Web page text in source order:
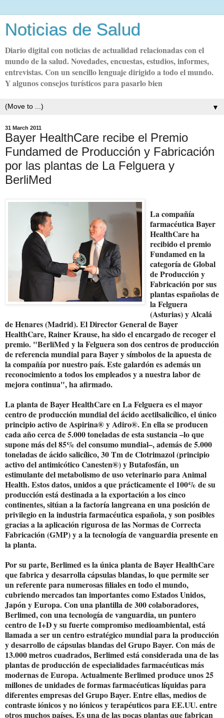
Noticias de Salud
Diario digital con noticias de actualidad relacionadas con el
mundo de la salud. Novedades, encuestas, estudios, informes,
entrevistas. Con un sencillo lenguaje dirigido a todo el mundo.
Y algunos consejos turísticos para pasarlo bien
▼
31 March 2011
Bayer HealthCare recibe el Premio
Fundamed de Producción y Fabricación
por las plantas de La Felguera y
BerliMed
La compañía
farmacéutica Bayer
HealthCare ha
recibido el premio
Fundamed en la
categoría de Global
de Producción y
Fabricación por sus
plantas españolas de
la Felguera
(Asturias) y Alcalá
de Henares (Madrid). El Director General de Bayer
HealthCare, Rainer Krause, ha sido el encargado de recoger el
premio. "BerliMed y la Felguera son dos centros de producción
de referencia mundial para Bayer y símbolos de la apuesta de
la compañía por nuestro país. Este galardón es además un
reconocimiento a todos los empleados y a nuestra labor de
mejora continua", ha afirmado.
La planta de Bayer HealthCare en La Felguera es el mayor
centro de producción mundial del ácido acetilsalicílico, el único
principio activo de Aspirina® y Adiro®. En ella se producen
cada año cerca de 5.000 toneladas de esta sustancia –lo que
supone más del 85% del consumo mundial–, además de 5.000
toneladas de ácido salicílico, 30 Tm de Clotrimazol (principio
activo del antimicótico Canesten®) y Butafosfán, un
estimulante del metabolismo de uso veterinario para Animal
Health. Estos datos, unidos a que prácticamente el 100% de su
producción está destinada a la exportación a los cinco
continentes, sitúan a la factoría langreana en una posición de
privilegio en la industria farmacéutica española, y son posibles
gracias a la aplicación rigurosa de las Normas de Correcta
Fabricación (GMP) y a la tecnología de vanguardia presente en
la planta.
Por su parte, Berlimed es la única planta de Bayer HealthCare
que fabrica y desarrolla cápsulas blandas, lo que permite ser
un referente para numerosas filiales en todo el mundo,
cubriendo mercados tan importantes como Estados Unidos,
Japón y Europa. Con una plantilla de 300 colaboradores,
Berlimed, con una tecnología de vanguardia, un puntero
centro de I+D y su fuerte compromiso medioambiental, está
llamada a ser un centro estratégico mundial para la producción
y desarrollo de cápsulas blandas del Grupo Bayer. Con más de
13.000 metros cuadrados, Berlimed está considerada una de las
plantas de producción de especialidades farmacéuticas más
modernas de Europa. Actualmente Berlimed produce unos 25
millones de unidades de formas farmacéuticas líquidas para
diferentes empresas del Grupo Bayer. Entre ellas, medios de
contraste iónicos y no iónicos y terapéuticos para EE.UU. entre
otros muchos países. Es una de las pocas plantas que fabrican